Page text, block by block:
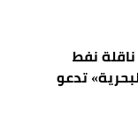
نفط
تدعو